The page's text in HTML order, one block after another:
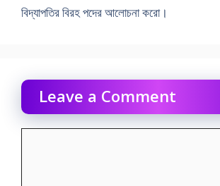
বিদ্যাপতির বিরহ পদের আলোচনা করো।
Leave a Comment